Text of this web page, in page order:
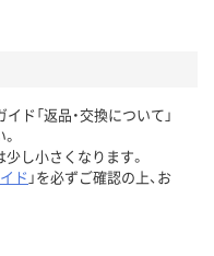
ド「返品・交換について」
し小さくなります。
ド 」を必ずご確認の上、お